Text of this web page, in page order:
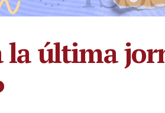
última